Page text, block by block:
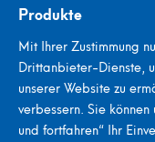
Produkte
Portable
Stationäre
Stroboskope
Metallsuchgeräte
Saatgut Zähl- &
Mit Ihrer Zustimmung
Drittanbieter-Dienste,
unserer Website zu
verbessern. Sie
und fortfahren“ Ihr